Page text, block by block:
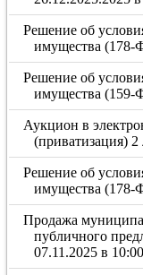
Решение об
имущества (178-
Решение об
имущества (159-
Аукцион в
(приватизация) 2
Решение об
имущества (178-
Продажа
публичного
07.11.2025 в